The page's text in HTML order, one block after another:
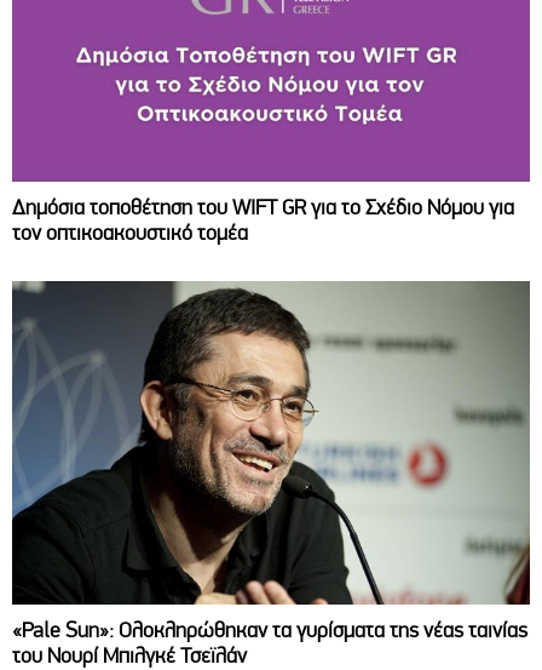
Δημόσια τοποθέτηση του WIFT GR για το Σχέδιο Νόμου για
τον οπτικοακουστικό τομέα
«Pale Sun»: Ολοκληρώθηκαν τα γυρίσματα της νέας ταινίας
του Νουρί Μπιλγκέ Τσεϊλάν